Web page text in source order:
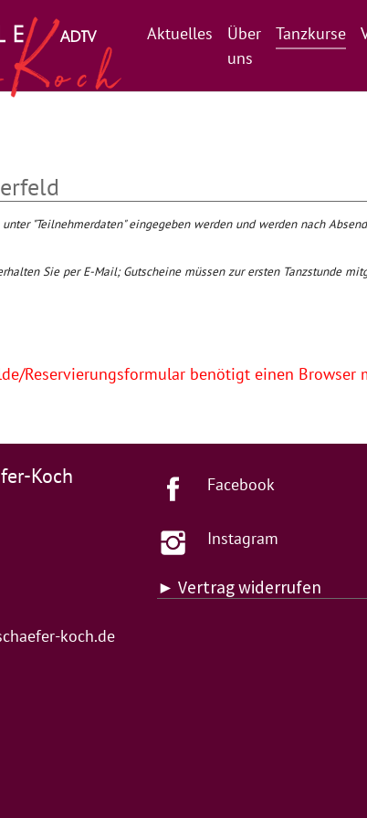
Aktuelles
Über
uns
Tanzkurse
"Teilnehmerdaten" eingegeben werden und werden nach
Sie per E-Mail; Gutscheine müssen zur ersten Tanzstunde
Reservierungsformular benötigt einen Browser
Koch
koch.de
Facebook
Instagram
► Vertrag widerrufen